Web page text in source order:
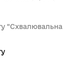
"Схвалювальна